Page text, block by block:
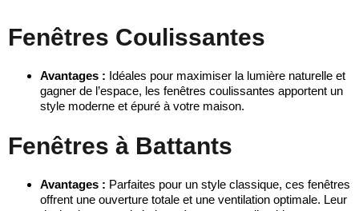
Fenêtres Coulissantes
Avantages : Idéales pour maximiser la lumière naturelle et
gagner de l’espace, les fenêtres coulissantes apportent un
style moderne et épuré à votre maison.
Fenêtres à Battants
Avantages : Parfaites pour un style classique, ces fenêtres
offrent une ouverture totale et une ventilation optimale. Leur